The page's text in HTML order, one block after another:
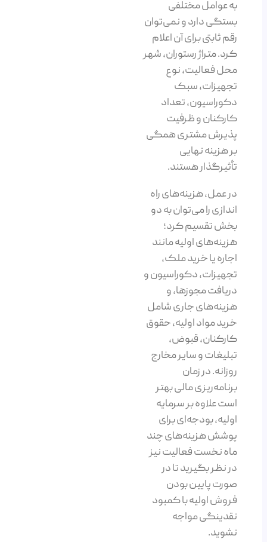
به عوامل مختلفی
بستگی دارد و نمی‌توان
رقم ثابتی برای آن اعلام
کرد. متراژ رستوران، شهر
محل فعالیت، نوع
تجهیزات، سبک
دکوراسیون، تعداد
کارکنان و ظرفیت
پذیرش مشتری همگی
بر هزینه نهایی
تأثیرگذار هستند.
در عمل، هزینه‌های راه
اندازی را می‌توان به دو
بخش تقسیم کرد؛
هزینه‌های اولیه مانند
اجاره یا خرید ملک،
تجهیزات، دکوراسیون و
دریافت مجوزها، و
هزینه‌های جاری شامل
خرید مواد اولیه، حقوق
کارکنان، قبوض،
تبلیغات و سایر مخارج
روزانه. در زمان
برنامه‌ریزی مالی بهتر
است علاوه بر سرمایه
اولیه، بودجه‌ای برای
پوشش هزینه‌های چند
ماه نخست فعالیت نیز
در نظر بگیرید تا در
صورت پایین بودن
فروش اولیه با کمبود
نقدینگی مواجه
نشوید.